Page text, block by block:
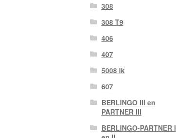
308
308 T9
406
407
5008 ik
607
BERLINGO III en
PARTNER III
BERLINGO-PARTNER I